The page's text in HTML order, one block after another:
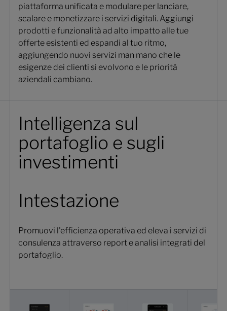
piattaforma unificata e modulare per lanciare,
scalare e monetizzare i servizi digitali. Aggiungi
prodotti e funzionalità ad alto impatto alle tue
offerte esistenti ed espandi al tuo ritmo,
aggiungendo nuovi servizi man mano che le
esigenze dei clienti si evolvono e le priorità
aziendali cambiano.
Intelligenza sul
portafoglio e sugli
investimenti
Intestazione
Promuovi l'efficienza operativa ed eleva i servizi di
consulenza attraverso report e analisi integrati del
portafoglio.